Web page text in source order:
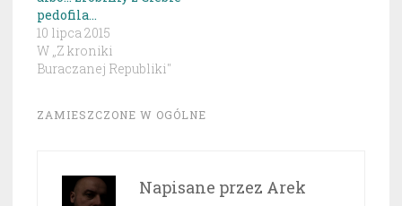
pedofila…
10 lipca 2015
W „Z kroniki
Buraczanej Republiki"
ZAMIESZCZONE W OGÓLNE
Napisane przez Arek